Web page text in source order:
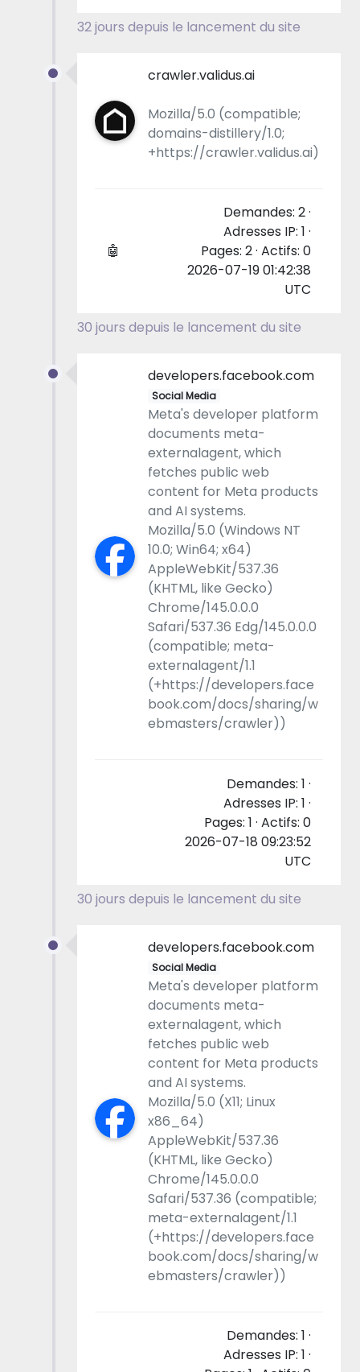
32 jours depuis le lancement du site
crawler.validus.ai
Mozilla/5.0 (compatible;
domains-distillery/1.0;
+https://crawler.validus.ai)
🤖
Demandes: 2 ·
Adresses IP: 1 ·
Pages: 2 · Actifs: 0
2026-07-19 01:42:38
UTC
30 jours depuis le lancement du site
developers.facebook.com
Social Media
Meta's developer platform
documents meta-
externalagent, which
fetches public web
content for Meta products
and AI systems.
Mozilla/5.0 (Windows NT
10.0; Win64; x64)
AppleWebKit/537.36
(KHTML, like Gecko)
Chrome/145.0.0.0
Safari/537.36 Edg/145.0.0.0
(compatible; meta-
externalagent/1.1
(+https://developers.face
book.com/docs/sharing/w
ebmasters/crawler))
Demandes: 1 ·
Adresses IP: 1 ·
Pages: 1 · Actifs: 0
2026-07-18 09:23:52
UTC
30 jours depuis le lancement du site
developers.facebook.com
Social Media
Meta's developer platform
documents meta-
externalagent, which
fetches public web
content for Meta products
and AI systems.
Mozilla/5.0 (X11; Linux
x86_64)
AppleWebKit/537.36
(KHTML, like Gecko)
Chrome/145.0.0.0
Safari/537.36 (compatible;
meta-externalagent/1.1
(+https://developers.face
book.com/docs/sharing/w
ebmasters/crawler))
Demandes: 1 ·
Adresses IP: 1 ·